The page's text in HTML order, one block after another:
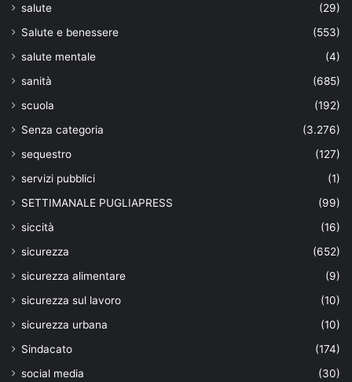
salute
(29)
Salute e benessere
(553)
salute mentale
(4)
sanità
(685)
scuola
(192)
Senza categoria
(3.276)
sequestro
(127)
servizi pubblici
(1)
SETTIMANALE PUGLIAPRESS
(99)
siccità
(16)
sicurezza
(652)
sicurezza alimentare
(9)
sicurezza sul lavoro
(10)
sicurezza urbana
(10)
Sindacato
(174)
social media
(30)